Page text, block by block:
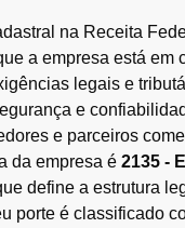
na Receita
a empresa está em
legais e
e
e parceiros
da empresa é 2135 -
define a estrutura
porte é classificado